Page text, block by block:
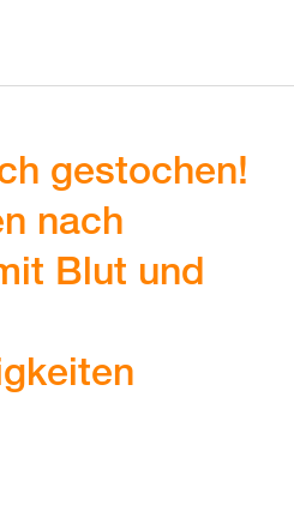
gestochen!
nach
Blut und